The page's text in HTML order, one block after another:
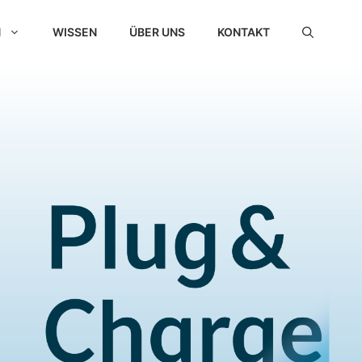
WISSEN ÜBER UNS KONTAKT